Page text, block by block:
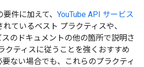
件に加えて、 YouTube API サービス
れているベスト プラクティスや、
スのドキュメントの他の箇所で説明さ
クティスに従うことを強くおすすめ
要ない場合でも、これらのプラクティ